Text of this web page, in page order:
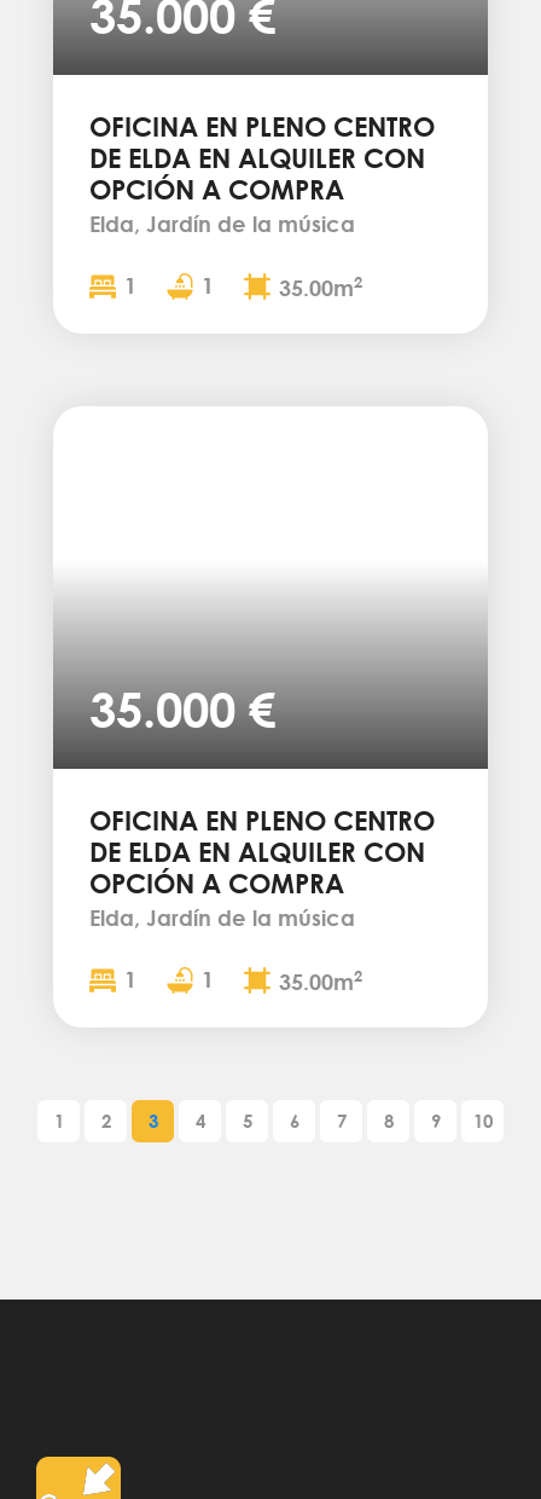
35.000 €
OFICINA EN PLENO CENTRO
DE ELDA EN ALQUILER CON
OPCIÓN A COMPRA
Elda, Jardín de la música
1 1 35.00m2
35.000 €
OFICINA EN PLENO CENTRO
DE ELDA EN ALQUILER CON
OPCIÓN A COMPRA
Elda, Jardín de la música
1 1 35.00m2
1 2 3 4 5 6 7 8 9 10